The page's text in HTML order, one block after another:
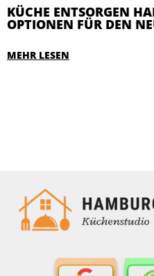
KÜCHE ENTSORGEN
OPTIONEN FÜR DEN
MEHR LESEN